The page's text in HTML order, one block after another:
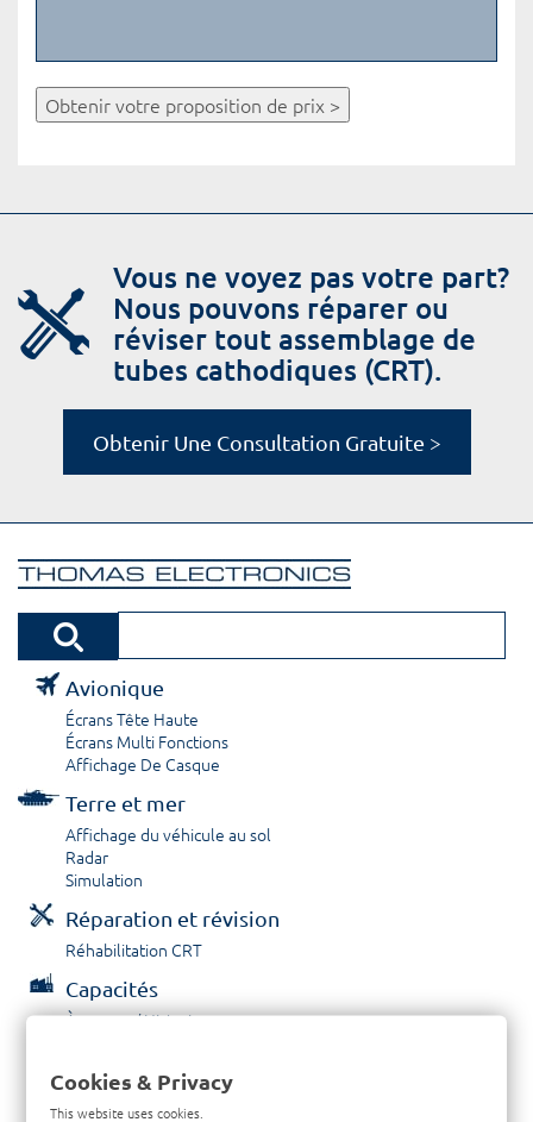
Obtenir votre proposition de prix >
Vous ne voyez pas votre part?
Nous pouvons réparer ou
réviser tout assemblage de
tubes cathodiques (CRT).
Obtenir Une Consultation Gratuite >
Avionique
Écrans Tête Haute
Écrans Multi Fonctions
Affichage De Casque
Terre et mer
Affichage du véhicule au sol
Radar
Simulation
Réparation et révision
Réhabilitation CRT
Capacités
À propos / Historique
Contactez nous
Cookies & Privacy
This website uses cookies.